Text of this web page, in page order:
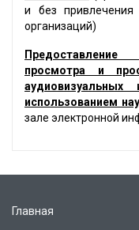
и без привлечения
организаций)
просмотра и
использованием
зале электронной
Главная